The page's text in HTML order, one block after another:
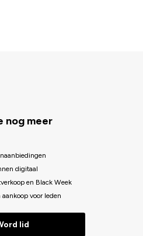
nog meer
digitaal
en Black Week
voor leden
lid